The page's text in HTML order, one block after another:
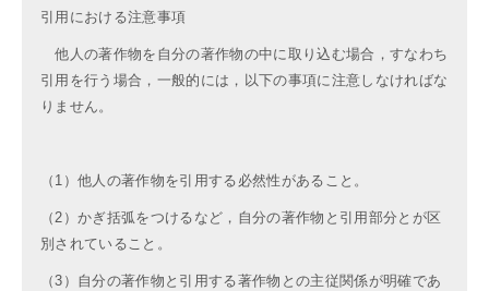
引用における注意事項
他人の著作物を自分の著作物の中に取り込む場合，すなわち
引用を行う場合，一般的には，以下の事項に注意しなければな
りません。
（1）他人の著作物を引用する必然性があること。
（2）かぎ括弧をつけるなど，自分の著作物と引用部分とが区
別されていること。
（3）自分の著作物と引用する著作物との主従関係が明確であ